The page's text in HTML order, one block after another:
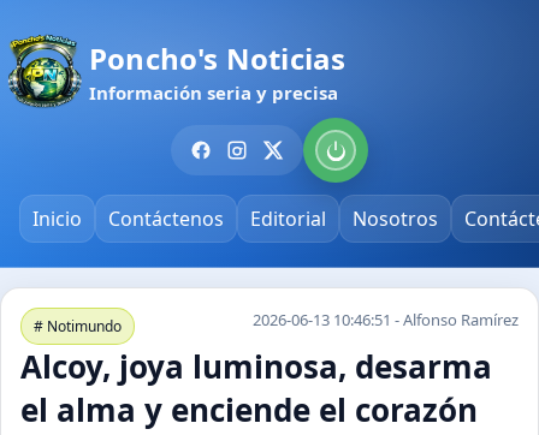
Poncho's Noticias
Información seria y precisa
Inicio Contáctenos Editorial Nosotros
# Notimundo 2026-06-13 10:46:51 - Alfonso Ramírez
Alcoy, joya luminosa, desarma
el alma y enciende el corazón